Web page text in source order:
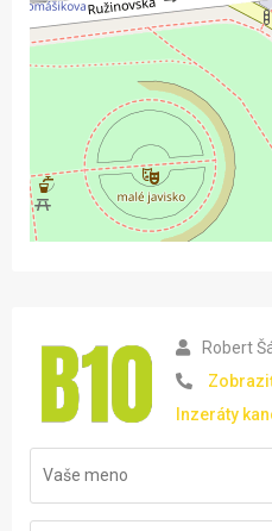
Robert
Inzeráty